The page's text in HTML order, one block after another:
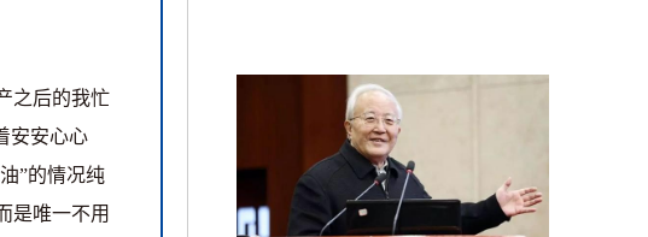
之后的我忙
安安心心
”的情况纯
是唯一不用